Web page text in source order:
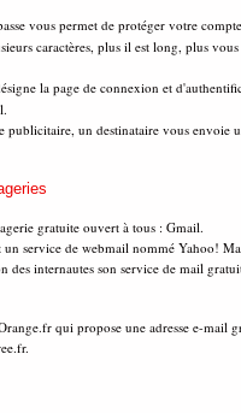
vous permet de protéger votre
caractères, plus il est long, plus
la page de connexion et
publicitaire, un destinataire vous envoie
gratuite ouvert à tous : Gmail.
un service de webmail nommé Yahoo!
des internautes son service de mail
qui propose une adresse e-mail